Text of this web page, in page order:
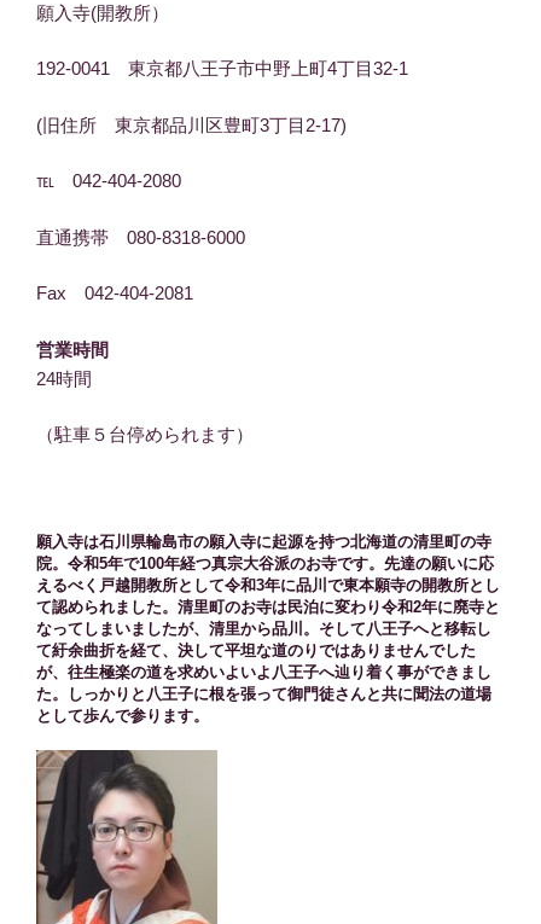
願入寺(開教所）
192-0041 東京都八王子市中野上町4丁目32-1
(旧住所 東京都品川区豊町3丁目2-17)
℡ 042-404-2080
直通携帯 080-8318-6000
Fax 042-404-2081
営業時間
24時間
（駐車５台停められます）
願入寺は石川県輪島市の願入寺に起源を持つ北海道の清里町の寺
院。令和5年で100年経つ真宗大谷派のお寺です。先達の願いに応
えるべく戸越開教所として令和3年に品川で東本願寺の開教所とし
て認められました。清里町のお寺は民泊に変わり令和2年に廃寺と
なってしまいましたが、清里から品川。そして八王子へと移転し
て紆余曲折を経て、決して平坦な道のりではありませんでした
が、往生極楽の道を求めいよいよ八王子へ辿り着く事ができまし
た。しっかりと八王子に根を張って御門徒さんと共に聞法の道場
として歩んで参ります。